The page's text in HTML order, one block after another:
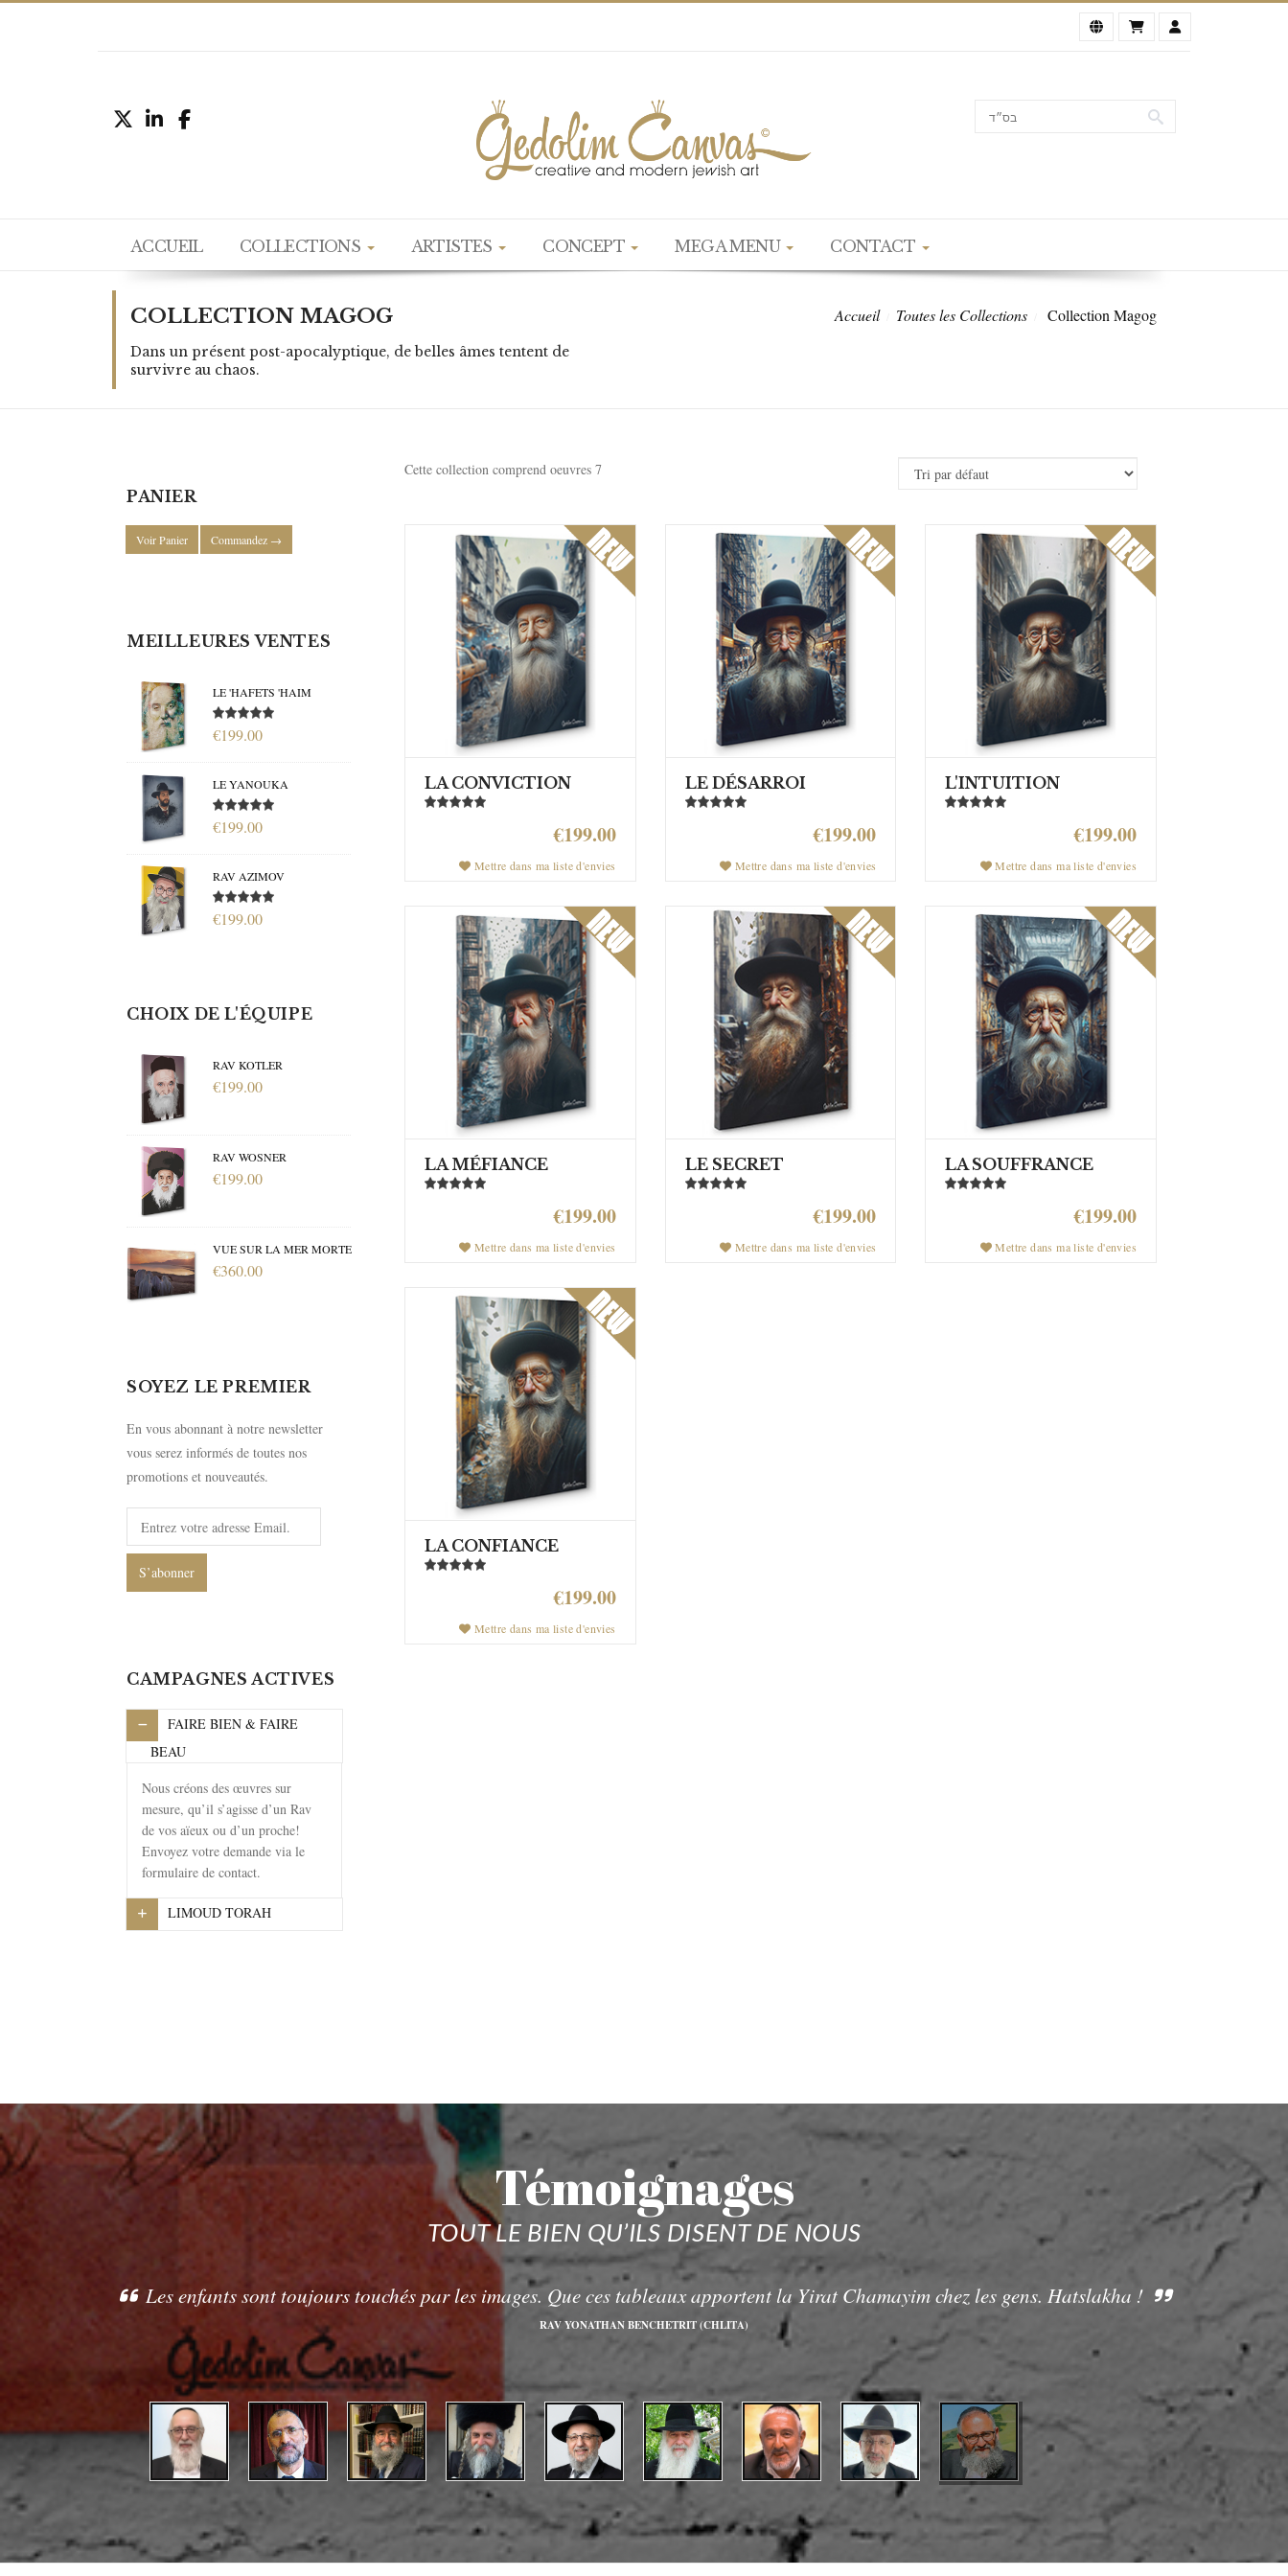
ACCUEIL COLLECTIONS ARTISTES CONCEPT MEGA MENU CONTACT
COLLECTION MAGOG
Dans un présent post-apocalyptique, de belles âmes tentent de
survivre au chaos.
Accueil Toutes les Collections Collection Magog
PANIER
Voir Panier Commandez →
MEILLEURES VENTES
LE 'HAFETS 'HAIM
€199.00
LE YANOUKA
€199.00
RAV AZIMOV
€199.00
CHOIX DE L'ÉQUIPE
RAV KOTLER
€199.00
RAV WOSNER
€199.00
VUE SUR LA MER MORTE
€360.00
SOYEZ LE PREMIER
En vous abonnant à notre newsletter
vous serez informés de toutes nos
promotions et nouveautés.
S’abonner
CAMPAGNES ACTIVES
FAIRE BIEN & FAIRE
BEAU
Nous créons des œuvres sur
mesure, qu’il s’agisse d’un Rav
de vos aïeux ou d’un proche!
Envoyez votre demande via le
formulaire de contact.
LIMOUD TORAH
Cette collection comprend oeuvres 7
LA CONVICTION
€199.00
Mettre dans ma liste d'envies
LE DÉSARROI
€199.00
Mettre dans ma liste d'envies
L'INTUITION
€199.00
Mettre dans ma liste d'envies
LA MÉFIANCE
€199.00
Mettre dans ma liste d'envies
LE SECRET
€199.00
Mettre dans ma liste d'envies
LA SOUFFRANCE
€199.00
Mettre dans ma liste d'envies
LA CONFIANCE
€199.00
Mettre dans ma liste d'envies
Témoignages
TOUT LE BIEN QU’ILS DISENT DE NOUS
Les enfants sont toujours touchés par les images. Que ces tableaux apportent la Yirat Chamayim chez les gens. Hatslakha !
RAV YONATHAN BENCHETRIT (CHLITA)